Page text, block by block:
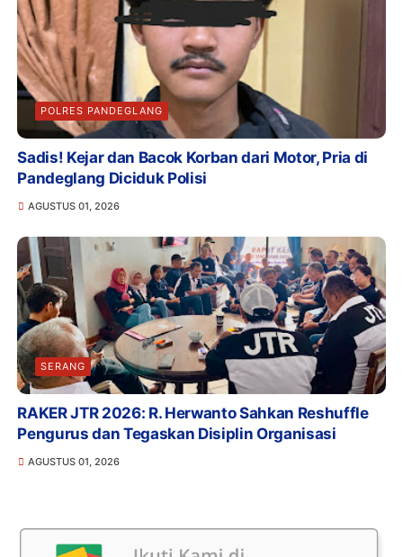
POLRES PANDEGLANG
Sadis! Kejar dan Bacok Korban dari Motor, Pria di
Pandeglang Diciduk Polisi
AGUSTUS 01, 2026
SERANG
RAKER JTR 2026: R. Herwanto Sahkan Reshuffle
Pengurus dan Tegaskan Disiplin Organisasi
AGUSTUS 01, 2026